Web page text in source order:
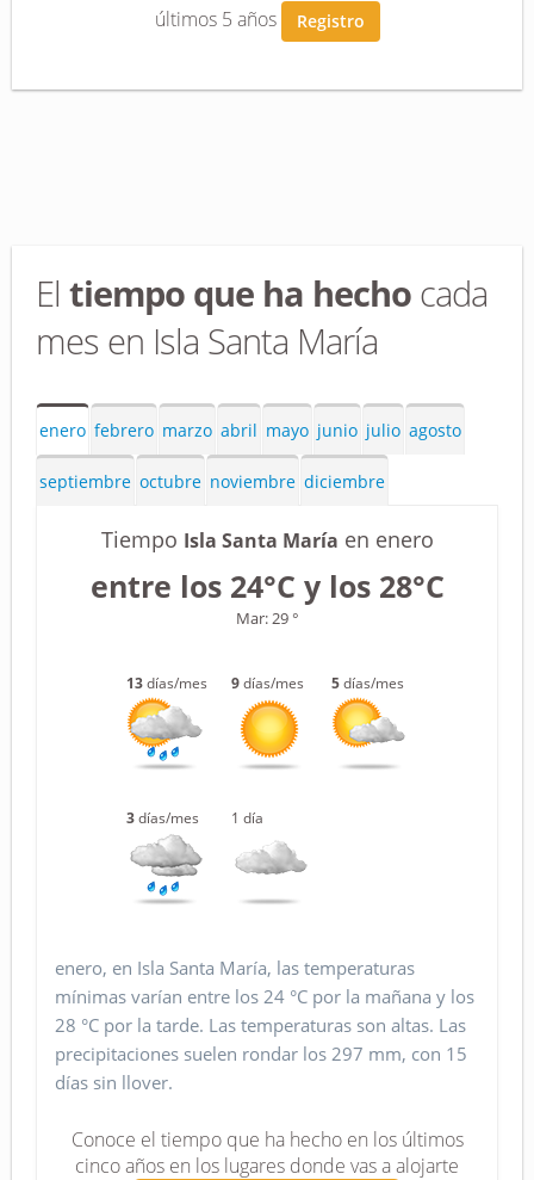
últimos 5 años
Registro
El tiempo que ha hecho cada
mes en Isla Santa María
enero febrero marzo abril mayo junio julio agosto
septiembre octubre noviembre diciembre
Tiempo Isla Santa María en enero
entre los 24°C y los 28°C
Mar: 29 °
13días/mes 9días/mes 5días/mes
3días/mes 1 día
enero, en Isla Santa María, las temperaturas
mínimas varían entre los 24 °C por la mañana y los
28 °C por la tarde. Las temperaturas son altas. Las
precipitaciones suelen rondar los 297 mm, con 15
días sin llover.
Conoce el tiempo que ha hecho en los últimos
cinco años en los lugares donde vas a alojarte